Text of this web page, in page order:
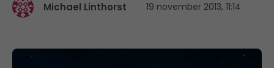
Michael Linthorst 19 november 2013, 11:14